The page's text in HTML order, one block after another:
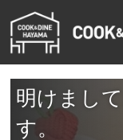
明けまし
す。